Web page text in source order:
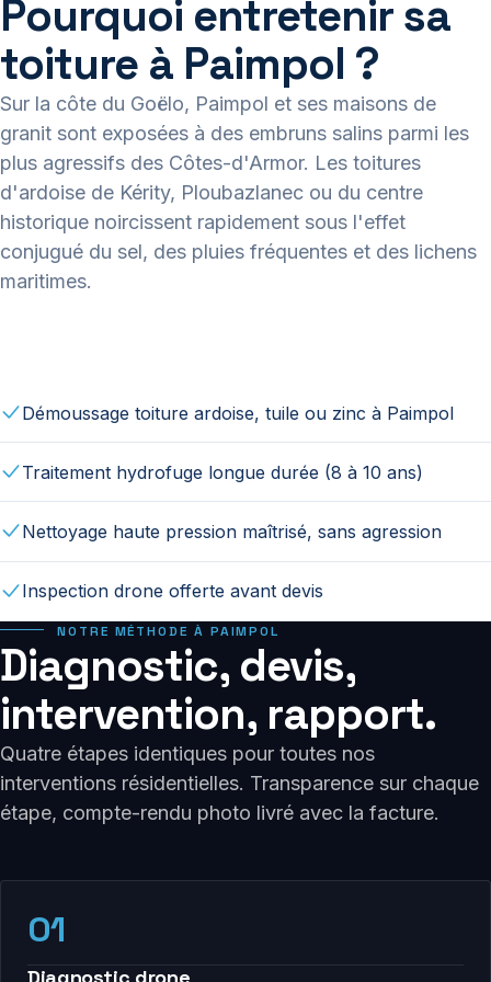
Pourquoi entretenir sa
toiture à Paimpol ?
Sur la côte du Goëlo, Paimpol et ses maisons de
granit sont exposées à des embruns salins parmi les
plus agressifs des Côtes-d'Armor. Les toitures
d'ardoise de Kérity, Ploubazlanec ou du centre
historique noircissent rapidement sous l'effet
conjugué du sel, des pluies fréquentes et des lichens
maritimes.
Démoussage toiture ardoise, tuile ou zinc à Paimpol
Traitement hydrofuge longue durée (8 à 10 ans)
Nettoyage haute pression maîtrisé, sans agression
Inspection drone offerte avant devis
NOTRE MÉTHODE À PAIMPOL
Diagnostic, devis,
intervention, rapport.
Quatre étapes identiques pour toutes nos
interventions résidentielles. Transparence sur chaque
étape, compte-rendu photo livré avec la facture.
01
Diagnostic drone